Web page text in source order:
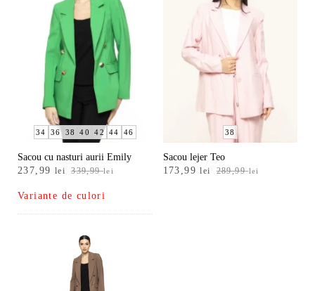
34 36 38 40 42 44 46
Sacou cu nasturi aurii Emily
339,99lei
Prețul
a
fost:
237,99 lei
Prețul
este:
237,99 lei.
Variante de culori
38
Sacou lejer Teo
289,99lei
Prețul
173,99lei
Prețul